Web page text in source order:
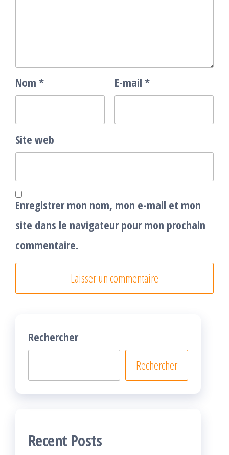
Nom * E-mail *
Site web
Enregistrer mon nom, mon e-mail et mon
site dans le navigateur pour mon prochain
commentaire.
Rechercher
Rechercher
Recent Posts